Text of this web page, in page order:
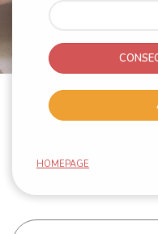
HOMEPAGE